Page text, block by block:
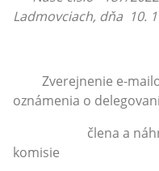
Ladmovciach, dňa
Zverejnenie e-
oznámenia o
člena a
komisie